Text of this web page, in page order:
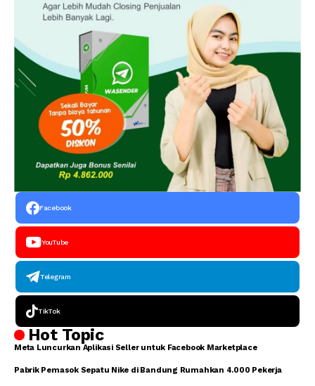
Facebook
YouTube
Telegram
TikTok
Hot Topic
Meta Luncurkan Aplikasi Seller untuk Facebook Marketplace
Pabrik Pemasok Sepatu Nike di Bandung Rumahkan 4.000 Pekerja